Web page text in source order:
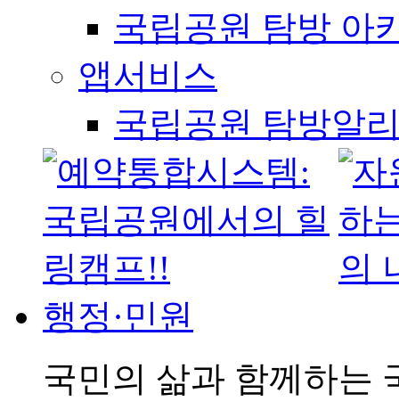
국립공원 탐방 아
앱서비스
국립공원 탐방알
행정·민원
국민의 삶과 함께하는